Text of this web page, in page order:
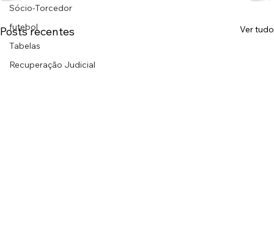
Sócio-Torcedor
futebol
Tabelas
Recuperação Judicial
Posts recentes Ver tudo